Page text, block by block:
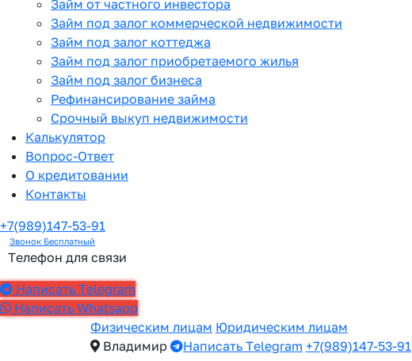
Займ от частного инвестора
Займ под залог коммерческой недвижимости
Займ под залог коттеджа
Займ под залог приобретаемого жилья
Займ под залог бизнеса
Рефинансирование займа
Срочный выкуп недвижимости
Калькулятор
Вопрос-Ответ
О кредитовании
Контакты
+7(989)147-53-91
Звонок Бесплатный
Телефон для связи
Написать Telegram
Написать Whatsapp
Физическим лицам Юридическим лицам
Владимир
Написать Telegram +7(989)147-53-91